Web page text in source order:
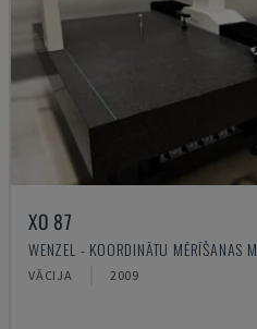
XO 87
WENZEL - KOORDINĀTU MĒRĪŠANAS
VĀCIJA 2009